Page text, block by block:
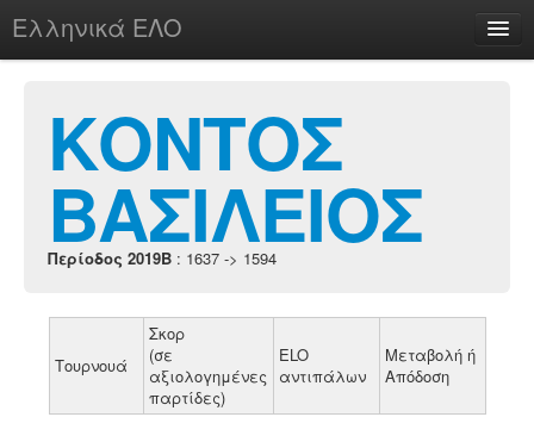
Ελληνικά ΕΛΟ
chesstu.be @ discord
Login
ΚΟΝΤΟΣ
ΒΑΣΙΛΕΙΟΣ
Περίοδος 2019B : 1637 -> 1594
Τουρνουά
Σκορ
(σε
αξιολογημένες
παρτίδες)
ELO
αντιπάλων
Μεταβολή ή
Απόδοση